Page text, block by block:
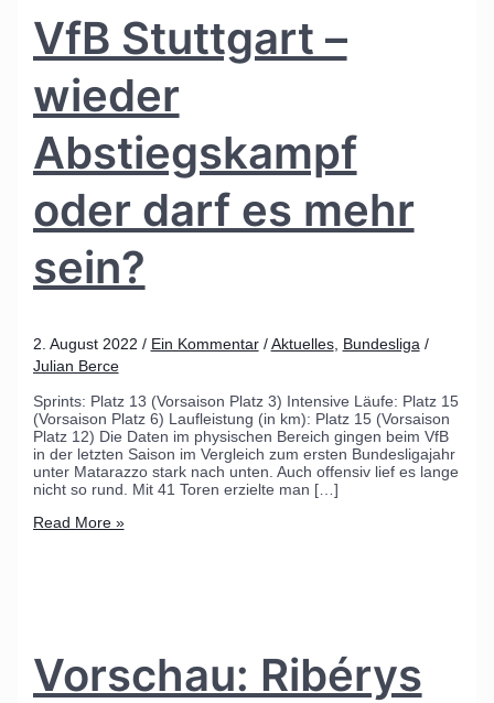
VfB Stuttgart –
wieder
Abstiegskampf
oder darf es mehr
sein?
2. August 2022 / Ein Kommentar /Aktuelles, Bundesliga /
Julian Berce
Sprints: Platz 13 (Vorsaison Platz 3) Intensive Läufe: Platz 15
(Vorsaison Platz 6) Laufleistung (in km): Platz 15 (Vorsaison
Platz 12) Die Daten im physischen Bereich gingen beim VfB
in der letzten Saison im Vergleich zum ersten Bundesligajahr
unter Matarazzo stark nach unten. Auch offensiv lief es lange
nicht so rund. Mit 41 Toren erzielte man […]
Read More »
Vorschau: Ribérys